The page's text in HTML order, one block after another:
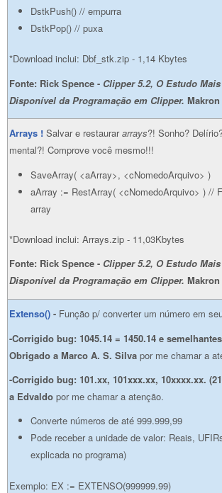
DstkPush() // empurra
DstkPop() // puxa
*Download inclui: Dbf_stk.zip - 1,14 Kbytes
Fonte: Rick Spence - Clipper 5.2, O Estudo
Disponível da Programação em Clipper.
Arrays ! Salvar e restaurararrays?! Sonho?
mental?! Comprove você mesmo!!!
SaveArray( <aArray>, <cNomedoArquivo> )
aArray := RestArray( <cNomedoArquivo> ) //
array
*Download inclui: Arrays.zip - 11,03Kbytes
Fonte: Rick Spence - Clipper 5.2, O Estudo
Disponível da Programação em Clipper.
Extenso() - Função p/ converter um número em
-Corrigido bug: 1045.14 = 1450.14 e
Obrigado a Marco A. S. Silva por me chamar a
-Corrigido bug: 101.xx, 101xxx.xx, 10xxxx.xx.
a Edvaldo por me chamar a atenção.
Converte números de até 999.999,99
Pode receber a unidade de valor: Reais,
explicada no programa)
Exemplo: EX := EXTENSO(999999.99)